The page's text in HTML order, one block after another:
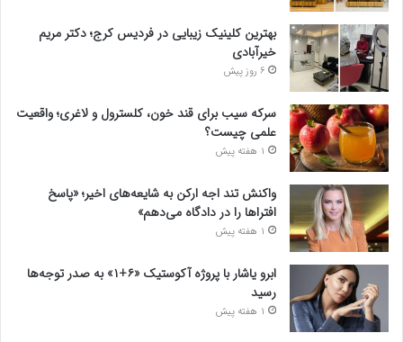
بهترین کلینیک زیبایی در فردیس کرج؛ دکتر مریم
خیرآبادی
6 روز پیش
سرکه سیب برای قند خون، کلسترول و لاغری؛ واقعیت
علمی چیست؟
1 هفته پیش
واکنش تند اجه ارکن به شایعه‌های اخیر؛ «پاسخ
افتراها را در دادگاه می‌دهم»
1 هفته پیش
ابرو یاشار با پروژه آکوستیک «۶+۱» به صدر توجه‌ها
رسید
1 هفته پیش